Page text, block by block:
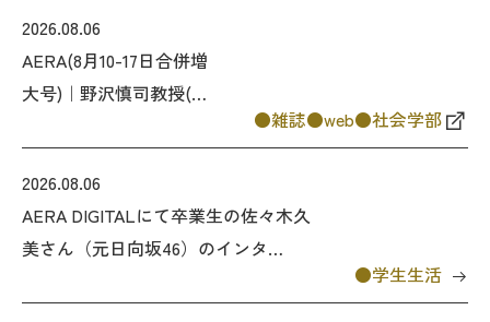
2026.08.06
雑誌 web 社会学部
AERA(8月10-17日合併増
大号)｜野沢慎司教授(社
いての記事が掲載されま
した
2026.08.06
学生生活
AERA DIGITALにて卒業生の佐々木久
美さん（元日向坂46）のインタ